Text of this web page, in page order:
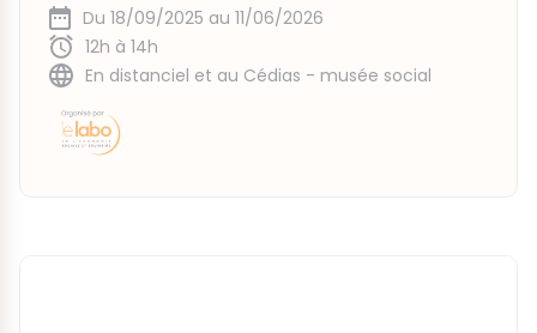
Du 18/09/2025 au 11/06/2026
12h à 14h
En distanciel et au Cédias - musée social